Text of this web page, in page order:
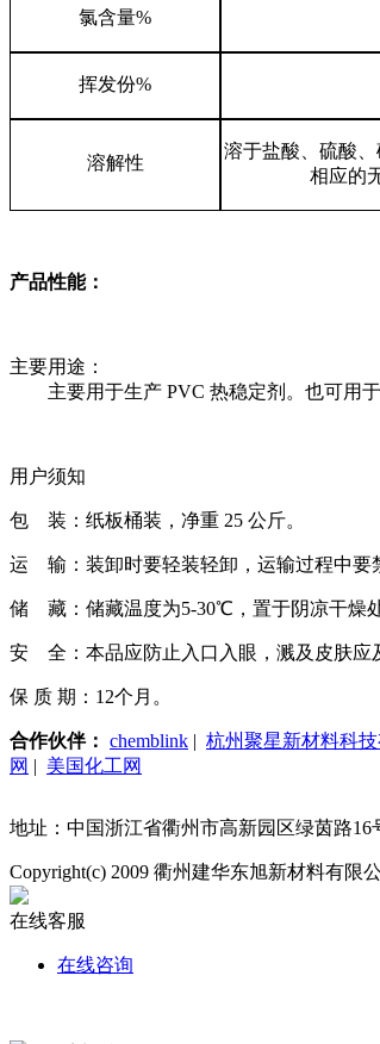
氯含量%
挥发份%
溶解性
溶于盐酸、硫酸
相应的
产品性能：
主要用途：
主要用于生产 PVC 热稳定剂。也可用
用户须知
包 装：纸板桶装，净重 25 公斤。
运 输：装卸时要轻装轻卸，运输过程中要
储 藏：储藏温度为5-30℃ ，置于阴凉干燥
安 全：本品应防止入口入眼，溅及皮肤
保 质 期： 12个月。
合作伙伴： chemblink | 杭州聚星新材料科技
网 | 美国化工网
地址：中国浙江省衢州市高新园区绿茵路16
Copyright(c) 2009 衢州建华东旭新材料有限
在线客服
在线咨询